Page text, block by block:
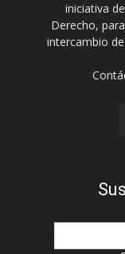
iniciativa
Derecho,
intercambio